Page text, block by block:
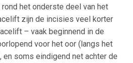
het onderste deel van het
zijn de incisies veel korter
– vaak beginnend in de
voor het oor (langs het
en soms eindigend net achter de